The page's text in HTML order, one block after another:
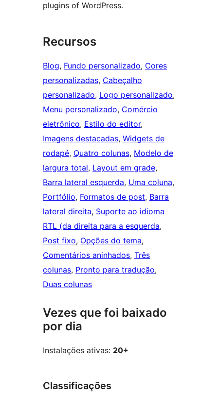
plugins of WordPress.
Recursos
Blog, Fundo personalizado, Cores
personalizadas, Cabeçalho
personalizado, Logo personalizado
Menu personalizado, Comércio
eletrônico, Estilo do editor
Imagens destacadas, Widgets de
rodapé, Quatro colunas, Modelo de
largura total, Layout em grade
Barra lateral esquerda, Uma coluna
Portfólio, Formatos de post, Barra
lateral direita, Suporte ao idioma
RTL (da direita para a esquerda
Post fixo, Opções do tema
Comentários aninhados, Três
colunas, Pronto para tradução
Duas colunas
Vezes que foi baixado
por dia
Instalações ativas: 20+
Classificações